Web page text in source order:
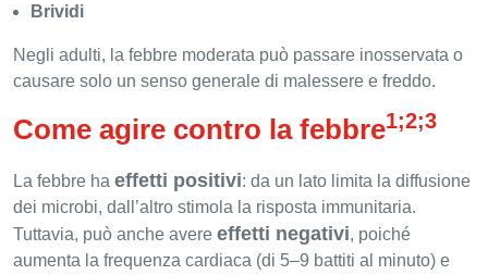
Brividi
Negli adulti, la febbre moderata può passare inosservata o
causare solo un senso generale di malessere e freddo.
Come agire contro la febbre1;2;3
La febbre ha effetti positivi: da un lato limita la diffusione
dei microbi, dall’altro stimola la risposta immunitaria.
Tuttavia, può anche avere effetti negativi, poiché
aumenta la frequenza cardiaca (di 5–9 battiti al minuto) e